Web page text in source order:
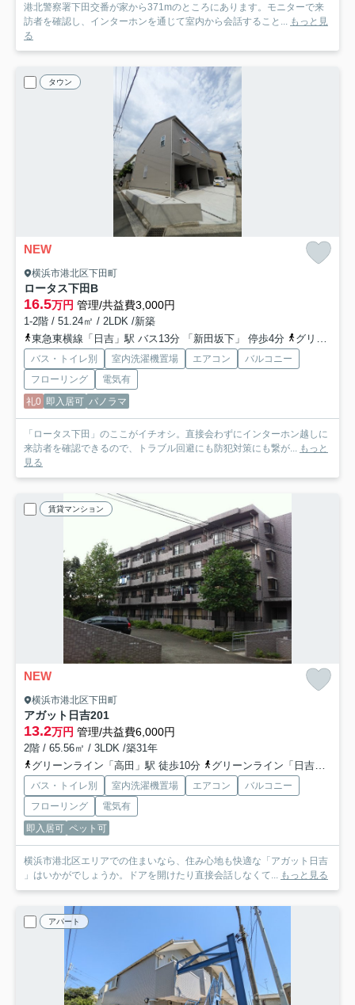
港北警察署下田交番が家から371mのところにあります。モニターで来
訪者を確認し、インターホンを通じて室内から会話すること... もっと見
る
タウン
NEW
横浜市港北区下田町
ロータス下田 B
16.5万円 管理/共益費3,000円
1-2階 / 51.24㎡ / 2LDK /新築
東急東横線「日吉」駅 バス13分 「新田坂下」 停歩4分
グリーンライン「高田」駅 徒歩24分
バス・トイレ別 室内洗濯機置場 エアコン
バルコニー
フローリング
電気有
礼0 即入居可 パノラマ
「ロータス下田」のここがイチオシ。直接会わずにインターホン越しに
来訪者を確認できるので、トラブル回避にも防犯対策にも繋が... もっと
見る
賃貸マンション
NEW
横浜市港北区下田町
アガット日吉201
13.2万円 管理/共益費6,000円
2階 / 65.56㎡ / 3LDK /築31年
グリーンライン「高田」駅 徒歩10分
グリーンライン「日吉本町」駅 徒歩18分
バス・トイレ別 室内洗濯機置場 エアコン
バルコニー
フローリング
電気有
即入居可 ペット可
横浜市港北区エリアでの住まいなら、住み心地も快適な「アガット日吉
」はいかがでしょうか。ドアを開けたり直接会話しなくて... もっと見る
アパート